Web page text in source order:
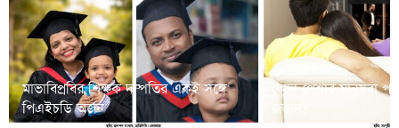
মাভাবিপ্রবির শিক্ষক দম্পতির একই সঙ্গে
পিএইচডি অর্জন
কোন পেশার মানুষরা
জড়ান?